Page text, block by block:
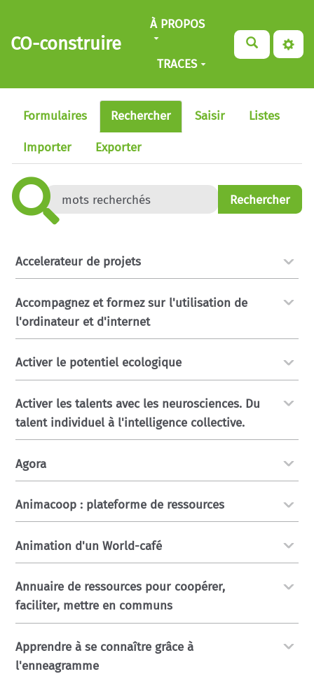
Aller au contenu principal
CO-construire
À PROPOS
TRACES
Formulaires Rechercher Saisir Listes
Importer Exporter
Accelerateur de projets
Accompagnez et formez sur l'utilisation de
l'ordinateur et d'internet
Activer le potentiel ecologique
Activer les talents avec les neurosciences. Du
talent individuel à l'intelligence collective.
Agora
Animacoop : plateforme de ressources
Animation d'un World-café
Annuaire de ressources pour coopérer,
faciliter, mettre en communs
Apprendre à se connaître grâce à
l'enneagramme